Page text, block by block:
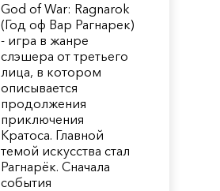
God of War: Ragnarok
(Год оф Вар Рагнарек)
- игра в жанре
слэшера от третьего
лица, в котором
описывается
продолжения
приключения
Кратоса. Главной
темой искусства стал
Рагнарёк. Сначала
события